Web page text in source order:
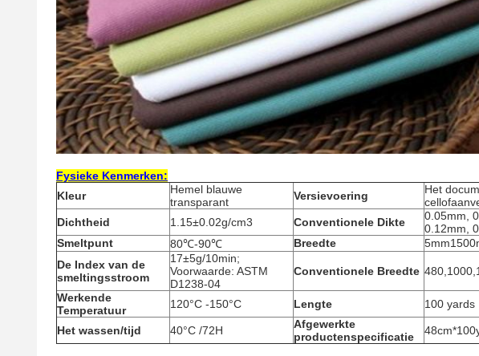
Fysieke Kenmerken:
Kleur
Hemel blauwe
transparant
Versievoering
Het
Dichtheid
1.15±0.02g/cm3 Conventionele Dikte
0.05mm,
0.12mm,
Smeltpunt
80℃-90℃ Breedte
De Index van de
smeltingsstroom
17±5g/10min;
Voorwaarde: ASTM
D1238-04
Conventionele Breedte
Werkende
Temperatuur
120°C -150°C Lengte 100 yards
Het wassen/tijd 40°C /72H
Afgewerkte
productenspecificatie